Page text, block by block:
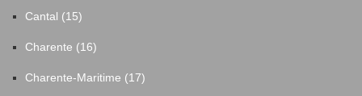
Cantal (15)
Charente (16)
Charente-Maritime (17)